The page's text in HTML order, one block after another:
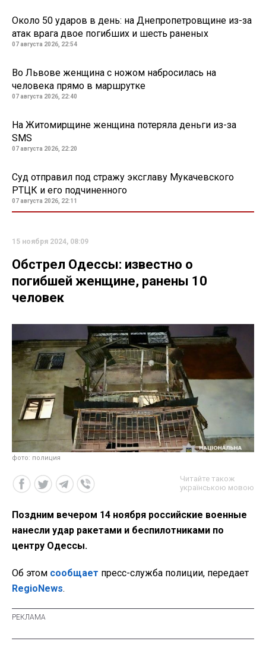
Около 50 ударов в день: на Днепропетровщине из-за
атак врага двое погибших и шесть раненых
07 августа 2026, 22:54
Во Львове женщина с ножом набросилась на
человека прямо в маршрутке
07 августа 2026, 22:40
На Житомирщине женщина потеряла деньги из-за
SMS
07 августа 2026, 22:20
Суд отправил под стражу эксглаву Мукачевского
РТЦК и его подчиненного
07 августа 2026, 22:11
15 ноября 2024, 08:09
Обстрел Одессы: известно о
погибшей женщине, ранены 10
человек
фото: полиция
Читайте також
українською мовою
Поздним вечером 14 ноября российские военные
нанесли удар ракетами и беспилотниками по
центру Одессы.
Об этом сообщает пресс-служба полиции, передает
RegioNews.